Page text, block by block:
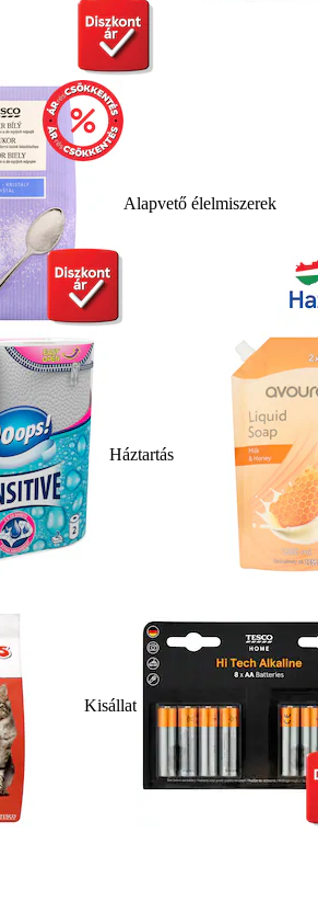
Alapvető élelmiszerek
Háztartás
Kisállat